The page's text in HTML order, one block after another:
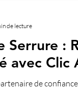
Serrure :
avec Clic
de
de lecture